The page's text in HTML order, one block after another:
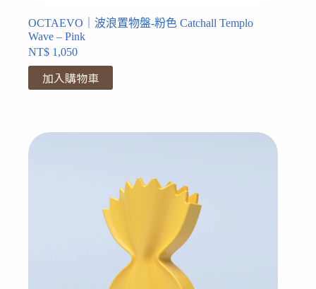
OCTAEVO｜波浪置物盤-粉色 Catchall Templo
Wave – Pink
NT$ 1,050
加入購物車